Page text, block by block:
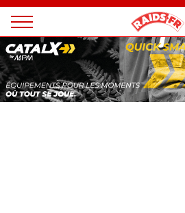
Magazine
Raids
Panneau de gestion des cookies